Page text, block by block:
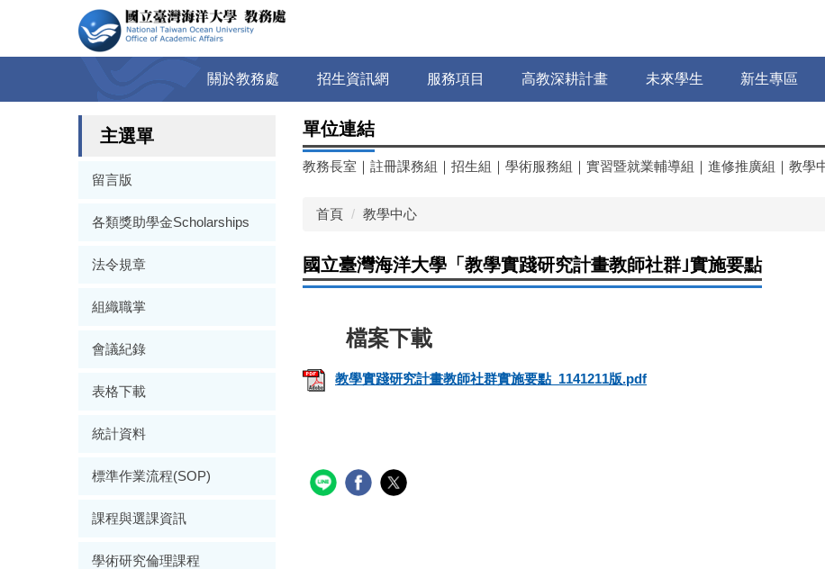
關於教務處 招生資訊網 服務項目 高教深耕計畫 未來學生 新生專區
主選單
留言版
各類獎助學金Scholarships
法令規章
組織職掌
會議紀錄
表格下載
統計資料
標準作業流程(SOP)
課程與選課資訊
學術研究倫理課程
單位連結
教務長室 ｜ 註冊課務組 ｜ 招生組 ｜ 學術服務組 ｜ 實習暨就業輔導組 ｜ 進修推廣組 ｜ 教學
首頁 教學中心
國立臺灣海洋大學「教學實踐研究計畫教師社群｣實施要點
教學實踐研究計畫教師社群實施要點_1141211版.pdf